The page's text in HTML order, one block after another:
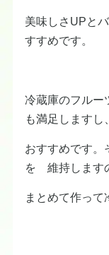
美味しさUPと
すすめです。
冷蔵庫のフルー
も満足しますし、
おすすめです
を 維持します
まとめて作って